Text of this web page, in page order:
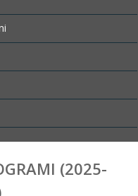
(2025-